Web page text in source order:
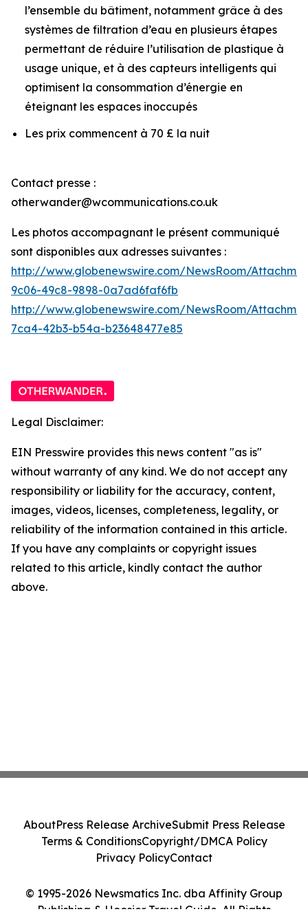
l’ensemble du bâtiment, notamment grâce à des
systèmes de filtration d’eau en plusieurs étapes
permettant de réduire l’utilisation de plastique à
usage unique, et à des capteurs intelligents qui
optimisent la consommation d’énergie en
éteignant les espaces inoccupés
Les prix commencent à 70 £ la nuit
Contact presse :
otherwander@wcommunications.co.uk
Les photos accompagnant le présent communiqué
sont disponibles aux adresses suivantes :
http://www.globenewswire.com/NewsRoom/
9c06-49c8-9898-0a7ad6faf6fb
http://www.globenewswire.com/NewsRoom/
7ca4-42b3-b54a-b23648477e85
Legal Disclaimer:
EIN Presswire provides this news content "as is"
without warranty of any kind. We do not accept any
responsibility or liability for the accuracy, content,
images, videos, licenses, completeness, legality, or
reliability of the information contained in this article.
If you have any complaints or copyright issues
related to this article, kindly contact the author
above.
© 1995-2026 Newsmatics Inc. dba Affinity Group
Publishing & Hoosier Travel Guide. All Rights
AboutPress Release ArchiveSubmit Press Release
Terms & ConditionsCopyright/DMCA Policy
Privacy PolicyContact